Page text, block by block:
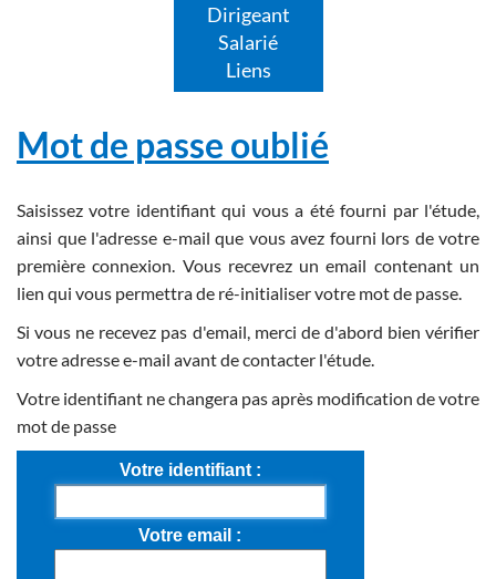
Dirigeant
Salarié
Liens
Mot de passe oublié
Saisissez votre identifiant qui vous a été fourni par l'étude,
ainsi que l'adresse e-mail que vous avez fourni lors de votre
première connexion. Vous recevrez un email contenant un
lien qui vous permettra de ré-initialiser votre mot de passe.
Si vous ne recevez pas d'email, merci de d'abord bien vérifier
votre adresse e-mail avant de contacter l'étude.
Votre identifiant ne changera pas après modification de votre
mot de passe
Votre identifiant
Votre email